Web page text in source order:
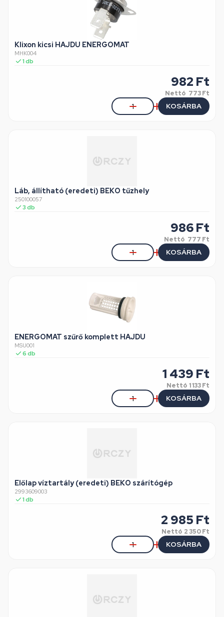
Klixon kicsi HAJDU ENERGOMAT
MHK004
1db
982 Ft
Nettó 773 Ft
KOSÁRBA
Láb, állítható (eredeti) BEKO tűzhely
250100057
3db
986Ft
Nettó 777 Ft
KOSÁRBA
ENERGOMAT szűrő komplett HAJDU
MSU001
6db
1 439 Ft
Nettó 1 133 Ft
KOSÁRBA
Előlap víztartály (eredeti) BEKO szárítógép
2993609003
1db
2 985 Ft
Nettó 2 350 Ft
KOSÁRBA